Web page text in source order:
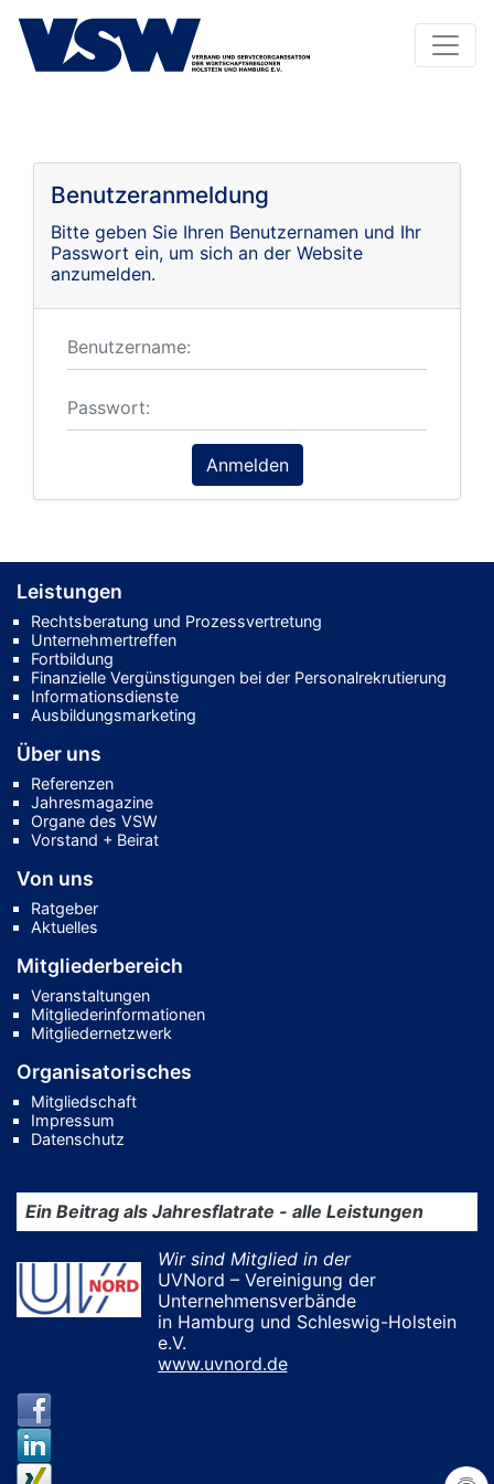
Benutzeranmeldung
Bitte geben Sie Ihren Benutzernamen und Ihr
Passwort ein, um sich an der Website
anzumelden.
Anmelden
Leistungen
Rechtsberatung und Prozessvertretung
Unternehmertreffen
Fortbildung
Finanzielle Vergünstigungen bei der Personalrekrutierung
Informationsdienste
Ausbildungsmarketing
Über uns
Referenzen
Jahresmagazine
Organe des VSW
Vorstand + Beirat
Von uns
Ratgeber
Aktuelles
Mitgliederbereich
Veranstaltungen
Mitgliederinformationen
Mitgliedernetzwerk
Organisatorisches
Mitgliedschaft
Impressum
Datenschutz
Ein Beitrag als Jahresflatrate - alle Leistungen
Wir sind Mitglied in der
UVNord – Vereinigung der
Unternehmensverbände
in Hamburg und Schleswig-Holstein
e.V.
www.uvnord.de